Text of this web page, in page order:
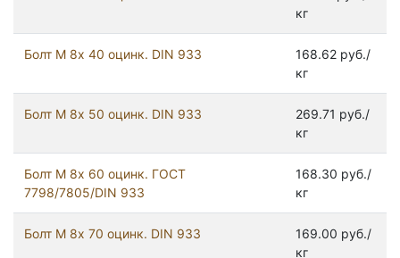
кг
Болт М 8х 40 оцинк. DIN 933
168.62 руб./
кг
Болт М 8х 50 оцинк. DIN 933
269.71 руб./
кг
Болт М 8х 60 оцинк. ГОСТ
7798/7805/DIN 933
168.30 руб./
кг
Болт М 8х 70 оцинк. DIN 933
169.00 руб./
кг